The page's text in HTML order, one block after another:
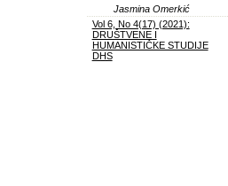
Jasmina Omerkić
Vol 6, No 4(17) (2021):
DRUŠTVENE I
HUMANISTIČKE STUDIJE
DHS